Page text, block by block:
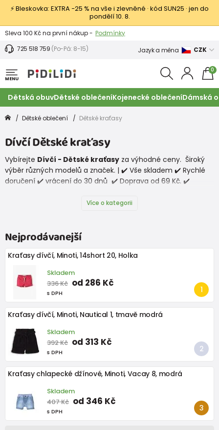
⚡ Bleskovka: EXTRA −25 % na vše i zlevněné · kód SUN25 · jen do
pondělí 10. 8.
Zobrazit
Sleva 100 Kč na první nákup - Podmínky
725 518 759 (Po-Pá: 8-15) Jazyk a měna CZK
MENU
0
Dětská obuvDětské oblečeníKojenecké oblečeníDámská
Dětské oblečení Dětské kraťasy
Dívčí Dětské kraťasy
Vybírejte Dívčí - Dětské kraťasy za výhodné ceny. Široký
výběr různých modelů a značek. | ✔️ Vše skladem ✔️ Rychlé
doručení ✔️ vrácení do 30 dnů ✔️ Doprava od 69 Kč. ✔️
Více o kategorii
Nejprodávanejší
Kraťasy dívčí, Minoti, 14short 20, Holka
Skladem
336 Kč od 286 Kč
s DPH
Kraťasy dívčí, Minoti, Nautical 1, tmavě modrá
Skladem
392 Kč od 313 Kč
s DPH
Kraťasy chlapecké džínové, Minoti, Vacay 8, modrá
Skladem
407 Kč od 346 Kč
s DPH